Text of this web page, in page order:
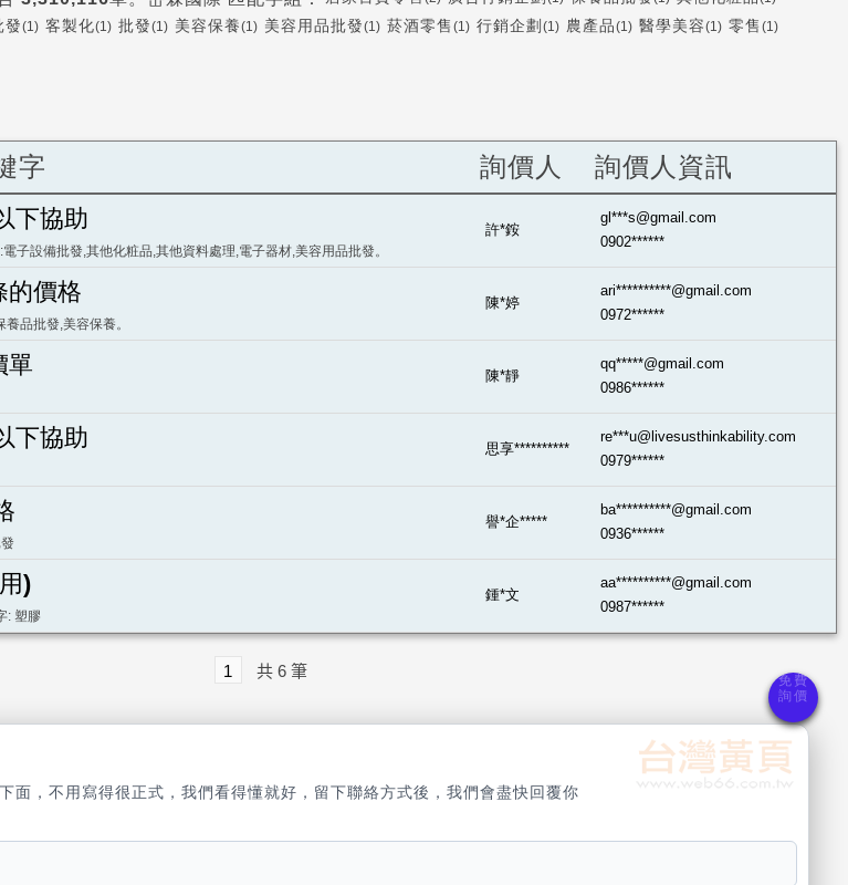
發(1) 客製化(1) 批發(1) 美容保養(1) 美容用品批發(1) 菸酒零售 (1) 行銷企劃 (1) 農產品(1) 醫學美容(1) 零售 (1)
字 詢價人 詢價人資訊
下協助
子設備批發,其他化粧品,其他資料處理,電子器材,美容用品批發。
許*銨
gl***s@gmail.com
0902******
的價格
品批發,美容保養。
陳*婷
ari**********@gmail.com
0972******
單 陳*靜
qq*****@gmail.com
0986******
下協助 思享**********
re***u@livesusthinkability.com
0979******
譽*企*****
ba**********@gmail.com
0936******
)
: 塑膠
鍾*文
aa**********@gmail.com
0987******
1 共 6 筆
面，不用寫得很正式，我們看得懂就好，留下聯絡方式後，我們會盡快回覆你